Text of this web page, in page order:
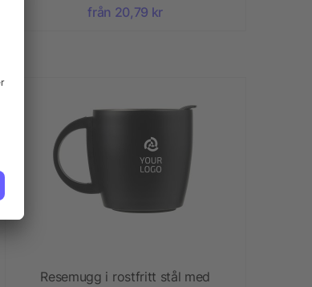
från 20,79 kr
Resemugg i rostfritt stål med